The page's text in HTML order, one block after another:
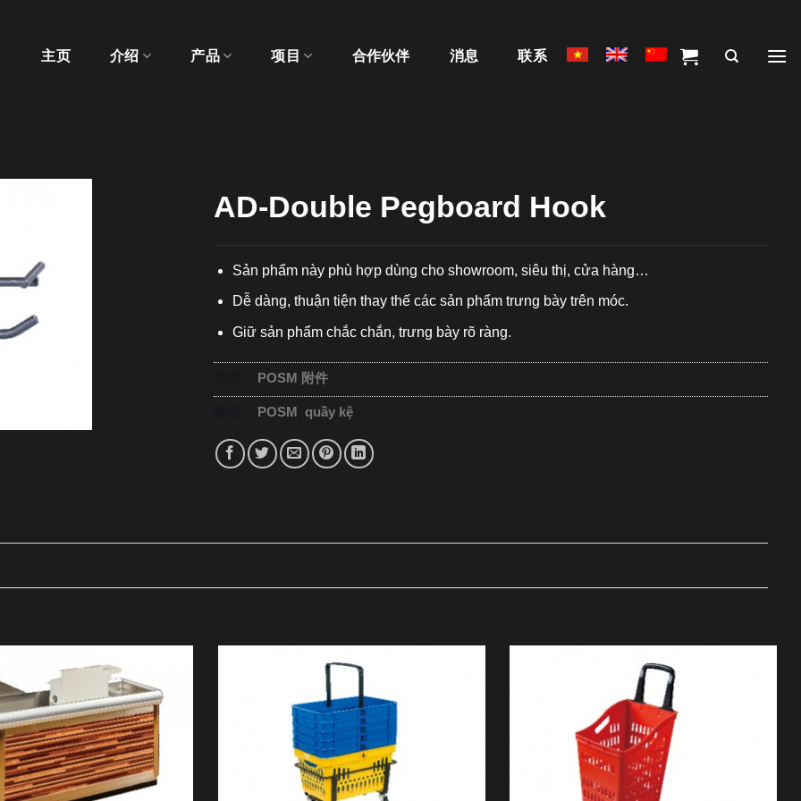
主页 介绍 产品 项目 合作伙伴 消息 联系
AD-Double Pegboard Hook
Sản phẩm này phù hợp dùng cho showroom, siêu thị, cửa hàng…
Dễ dàng, thuận tiện thay thế các sản phẩm trưng bày trên móc.
Giữ sản phẩm chắc chắn, trưng bày rõ ràng.
POSM 附件
POSM quầy kệ